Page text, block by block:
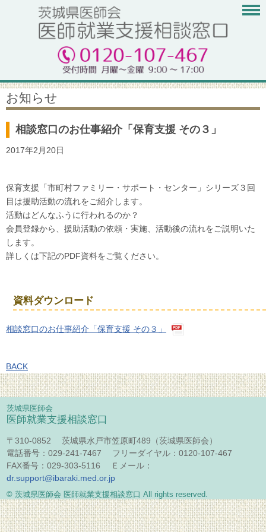
お知らせ
相談窓口のお仕事紹介「保育支援 その３」
2017年2月20日
保育支援「市町村ファミリー・サポート・センター」シリーズ３回
目は援助活動の流れをご紹介します。
活動はどんなふうに行われるのか？
会員登録から、援助活動の依頼・実施、活動後の流れをご説明いた
します。
詳しくは下記のPDF資料をご覧ください。
資料ダウンロード
相談窓口のお仕事紹介「保育支援 その３」
BACK
茨城県医師会
医師就業支援相談窓口
〒310-0852 茨城県水戸市笠原町489（茨城県医師会）
電話番号：029-241-7467 フリーダイヤル：0120-107-467
FAX番号：029-303-5116 Ｅメール：
dr.support@ibaraki.med.or.jp
© 茨城県医師会 医師就業支援相談窓口 All rights reserved.